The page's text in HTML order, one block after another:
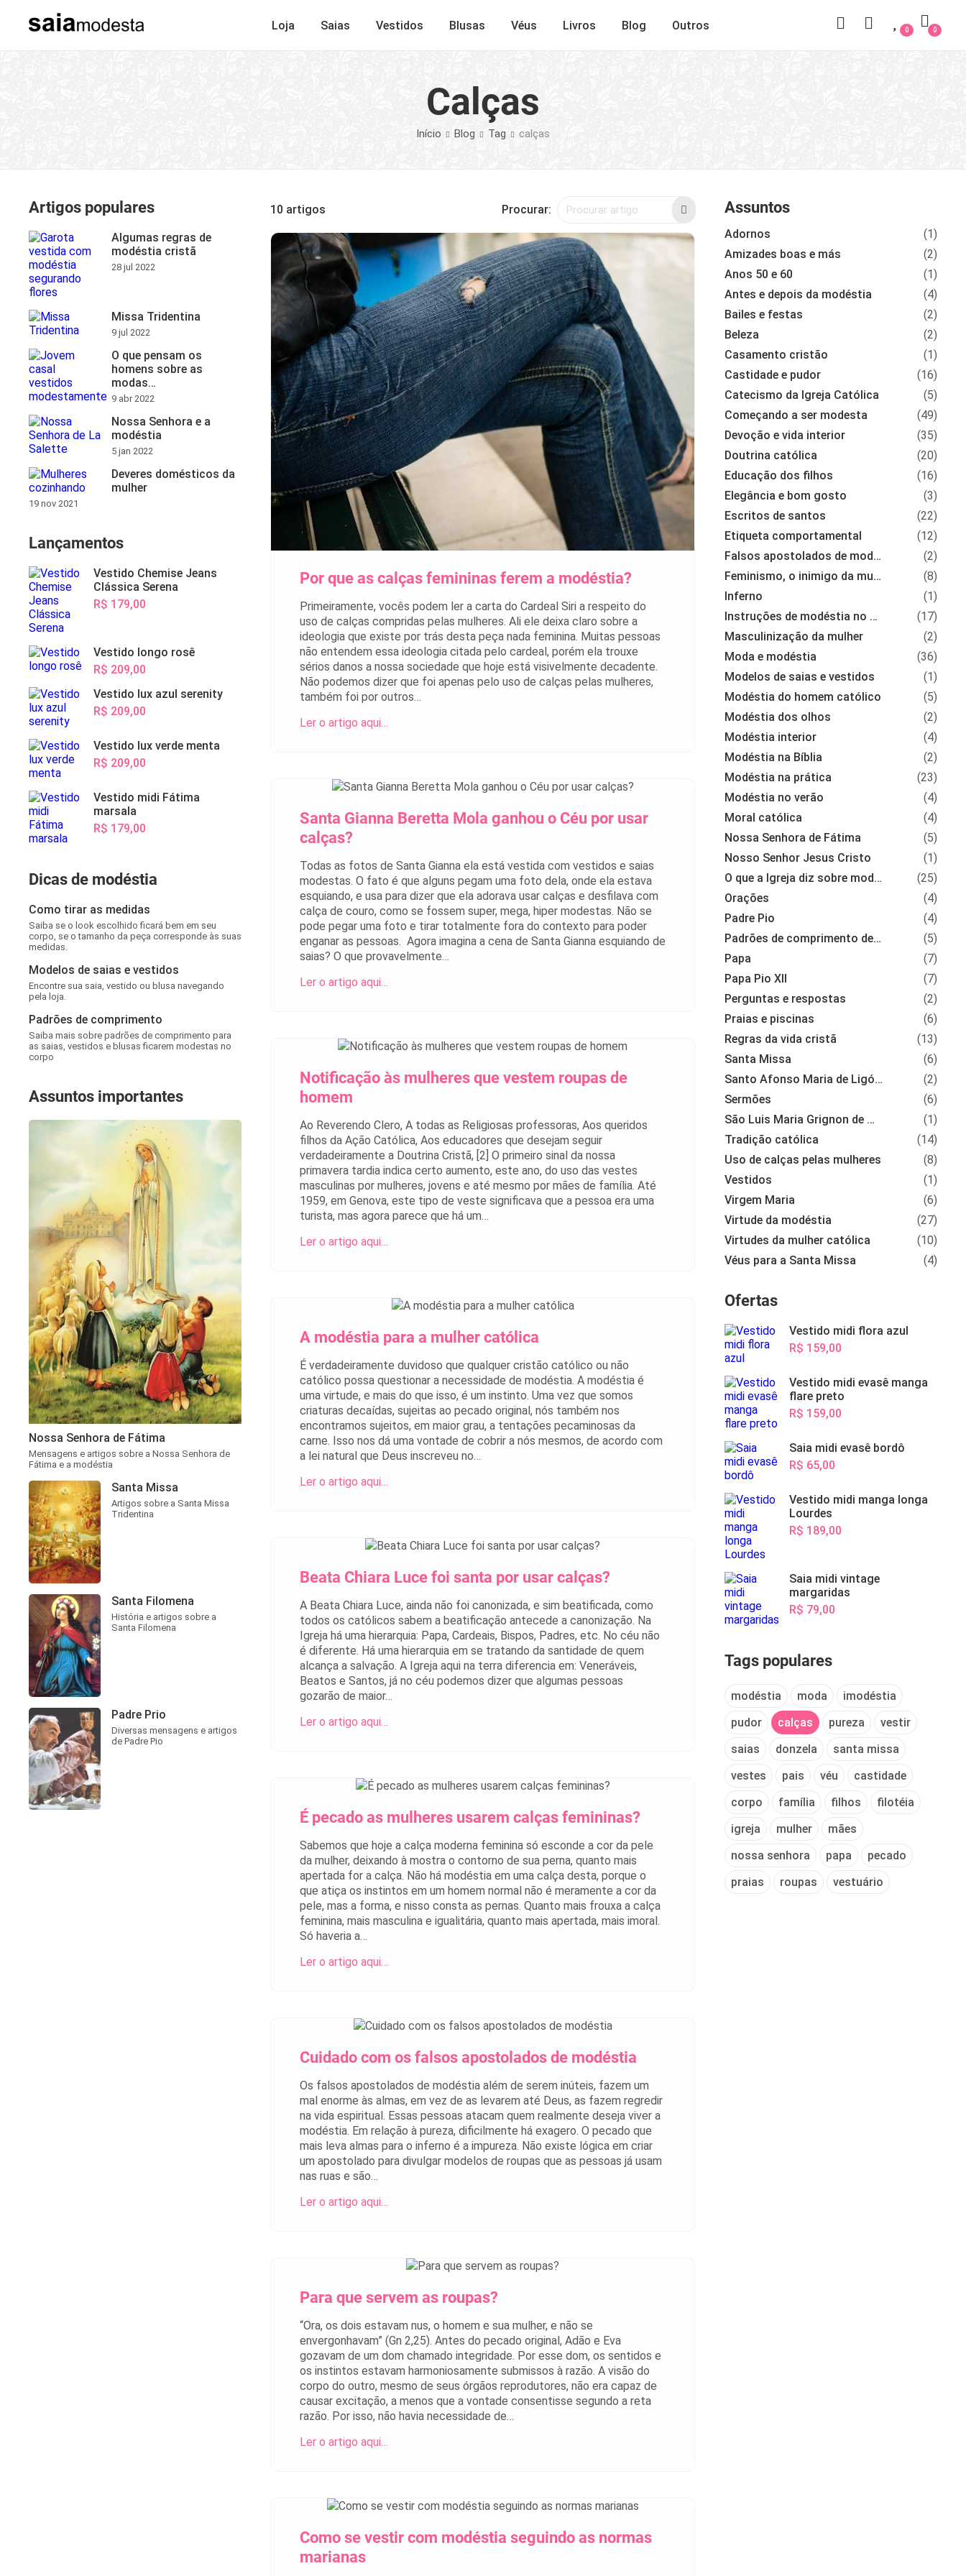
Loja Saias Vestidos Blusas Véus Livros Blog Outros 0
0
Calças
Início Blog Tag calças
Artigos populares
Algumas regras de
modéstia cristã
28 jul 2022
Missa Tridentina
9 jul 2022
O que pensam os
homens sobre as
modas…
9 abr 2022
Nossa Senhora e a
modéstia
5 jan 2022
Deveres domésticos da
mulher
19 nov 2021
Lançamentos
Vestido Chemise Jeans
Clássica Serena
R$ 179,00
Vestido longo rosê
R$ 209,00
Vestido lux azul serenity
R$ 209,00
Vestido lux verde menta
R$ 209,00
Vestido midi Fátima
marsala
R$ 179,00
Dicas de modéstia
Como tirar as medidas
Saiba se o look escolhido ficará bem em seu
corpo, se o tamanho da peça corresponde às suas
medidas.
Modelos de saias e vestidos
Encontre sua saia, vestido ou blusa navegando
pela loja.
Padrões de comprimento
Saiba mais sobre padrões de comprimento para
as saias, vestidos e blusas ficarem modestas no
corpo
Assuntos importantes
Nossa Senhora de Fátima
Mensagens e artigos sobre a Nossa Senhora de
Fátima e a modéstia
Santa Missa
Artigos sobre a Santa Missa
Tridentina
Santa Filomena
História e artigos sobre a
Santa Filomena
Padre Prio
Diversas mensagens e artigos
de Padre Pio
10 artigos Procurar:
Por que as calças femininas ferem a modéstia?
Primeiramente, vocês podem ler a carta do Cardeal Siri a respeito do
uso de calças compridas pelas mulheres. Ali ele deixa claro sobre a
ideologia que existe por trás desta peça nada feminina. Muitas pessoas
não entendem essa ideologia citada pelo cardeal, porém ela trouxe
sérios danos a nossa sociedade que hoje está visivelmente decadente.
Não podemos dizer que foi apenas pelo uso de calças pelas mulheres,
também foi por outros…
Ler o artigo aqui…
Santa Gianna Beretta Mola ganhou o Céu por usar
calças?
Todas as fotos de Santa Gianna ela está vestida com vestidos e saias
modestas. O fato é que alguns pegam uma foto dela, onde ela estava
esquiando, e usa para dizer que ela adorava usar calças e desfilava com
calça de couro, como se fossem super, mega, hiper modestas. Não se
pode pegar uma foto e tirar totalmente fora do contexto para poder
enganar as pessoas. Agora imagina a cena de Santa Gianna esquiando de
saias? O que provavelmente…
Ler o artigo aqui…
Notificação às mulheres que vestem roupas de
homem
Ao Reverendo Clero, A todas as Religiosas professoras, Aos queridos
filhos da Ação Católica, Aos educadores que desejam seguir
verdadeiramente a Doutrina Cristã, [2] O primeiro sinal da nossa
primavera tardia indica certo aumento, este ano, do uso das vestes
masculinas por mulheres, jovens e até mesmo por mães de família. Até
1959, em Genova, este tipo de veste significava que a pessoa era uma
turista, mas agora parece que há um…
Ler o artigo aqui…
A modéstia para a mulher católica
É verdadeiramente duvidoso que qualquer cristão católico ou não
católico possa questionar a necessidade de modéstia. A modéstia é
uma virtude, e mais do que isso, é um instinto. Uma vez que somos
criaturas decaídas, sujeitas ao pecado original, nós também nos
encontramos sujeitos, em maior grau, a tentações pecaminosas da
carne. Isso nos dá uma vontade de cobrir a nós mesmos, de acordo com
a lei natural que Deus inscreveu no…
Ler o artigo aqui…
Beata Chiara Luce foi santa por usar calças?
A Beata Chiara Luce, ainda não foi canonizada, e sim beatificada, como
todos os católicos sabem a beatificação antecede a canonização. Na
Igreja há uma hierarquia: Papa, Cardeais, Bispos, Padres, etc. No céu não
é diferente. Há uma hierarquia em se tratando da santidade de quem
alcança a salvação. A Igreja aqui na terra diferencia em: Veneráveis,
Beatos e Santos, já no céu podemos dizer que algumas pessoas
gozarão de maior…
Ler o artigo aqui…
É pecado as mulheres usarem calças femininas?
Sabemos que hoje a calça moderna feminina só esconde a cor da pele
da mulher, deixando à mostra o contorno de sua perna, quanto mais
apertada for a calça. Não há modéstia em uma calça desta, porque o
que atiça os instintos em um homem normal não é meramente a cor da
pele, mas a forma, e nisso consta as pernas. Quanto mais frouxa a calça
feminina, mais masculina e igualitária, quanto mais apertada, mais imoral.
Só haveria a…
Ler o artigo aqui…
Cuidado com os falsos apostolados de modéstia
Os falsos apostolados de modéstia além de serem inúteis, fazem um
mal enorme às almas, em vez de as levarem até Deus, as fazem regredir
na vida espiritual. Essas pessoas atacam quem realmente deseja viver a
modéstia. Em relação à pureza, dificilmente há exagero. O pecado que
mais leva almas para o inferno é a impureza. Não existe lógica em criar
um apostolado para divulgar modelos de roupas que as pessoas já usam
nas ruas e são…
Ler o artigo aqui…
Para que servem as roupas?
“Ora, os dois estavam nus, o homem e sua mulher, e não se
envergonhavam” (Gn 2,25). Antes do pecado original, Adão e Eva
gozavam de um dom chamado integridade. Por esse dom, os sentidos e
os instintos estavam harmoniosamente submissos à razão. A visão do
corpo do outro, mesmo de seus órgãos reprodutores, não era capaz de
causar excitação, a menos que a vontade consentisse segundo a reta
razão. Por isso, não havia necessidade de…
Ler o artigo aqui…
Como se vestir com modéstia seguindo as normas
marianas
Assuntos
Adornos
(1)
Amizades boas e más
(2)
Anos 50 e 60
(1)
Antes e depois da modéstia
(4)
Bailes e festas
(2)
Beleza
(2)
Casamento cristão
(1)
Castidade e pudor
(16)
Catecismo da Igreja Católica
(5)
Começando a ser modesta
(49)
Devoção e vida interior
(35)
Doutrina católica
(20)
Educação dos filhos
(16)
Elegância e bom gosto
(3)
Escritos de santos
(22)
Etiqueta comportamental
(12)
Falsos apostolados de modéstia
(2)
Feminismo, o inimigo da mulher
(8)
Inferno
(1)
Instruções de modéstia no vestir
(17)
Masculinização da mulher
(2)
Moda e modéstia
(36)
Modelos de saias e vestidos
(1)
Modéstia do homem católico
(5)
Modéstia dos olhos
(2)
Modéstia interior
(4)
Modéstia na Bíblia
(2)
Modéstia na prática
(23)
Modéstia no verão
(4)
Moral católica
(4)
Nossa Senhora de Fátima
(5)
Nosso Senhor Jesus Cristo
(1)
O que a Igreja diz sobre modéstia
(25)
Orações
(4)
Padre Pio
(4)
Padrões de comprimento de roupas
(5)
Papa
(7)
Papa Pio XII
(7)
Perguntas e respostas
(2)
Praias e piscinas
(6)
Regras da vida cristã
(13)
Santa Missa
(6)
Santo Afonso Maria de Ligório
(2)
Sermões
(6)
São Luis Maria Grignon de Montfort
(1)
Tradição católica
(14)
Uso de calças pelas mulheres
(8)
Vestidos
(1)
Virgem Maria
(6)
Virtude da modéstia
(27)
Virtudes da mulher católica
(10)
Véus para a Santa Missa
(4)
Ofertas
Vestido midi flora azul
R$ 159,00
Vestido midi evasê manga
flare preto
R$ 159,00
Saia midi evasê bordô
R$ 65,00
Vestido midi manga longa
Lourdes
R$ 189,00
Saia midi vintage
margaridas
R$ 79,00
Tags populares
modéstia moda
imodéstia
pudor
calças pureza
vestir
saias
donzela
santa missa
vestes
pais véu
castidade
corpo
família filhos
filotéia
igreja
mulher
mães
nossa senhora
papa
pecado
praias
roupas vestuário